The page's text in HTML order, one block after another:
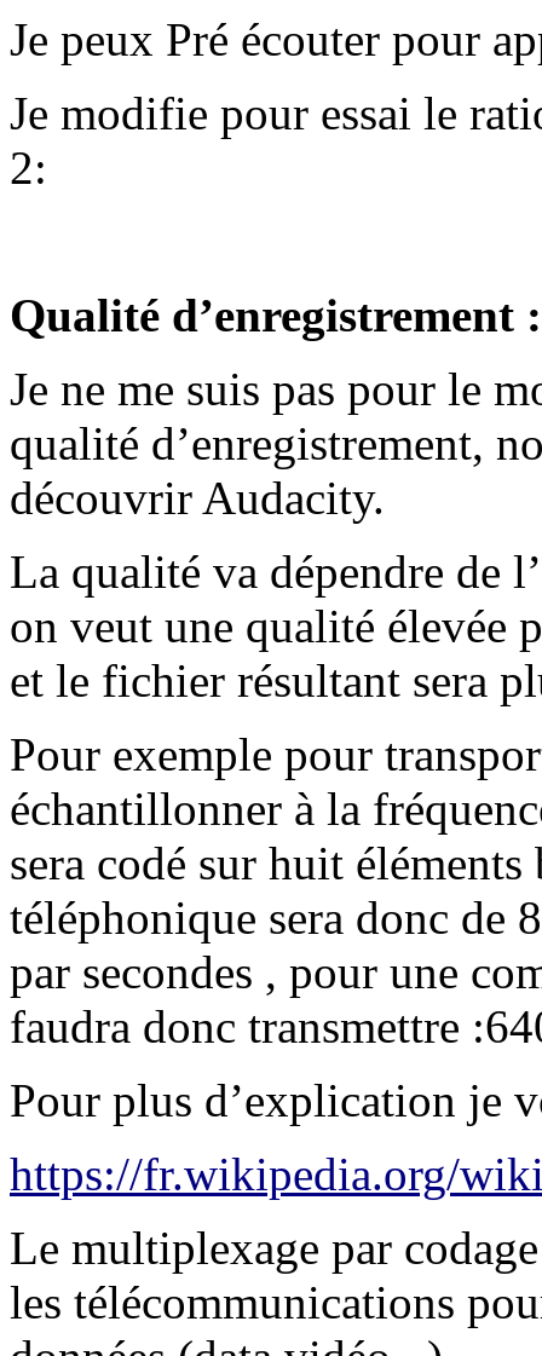
Je peux Pré écouter pour
Je modifie pour essai le
2:
Qualité d’enregistrement :
Je ne me suis pas pour le
qualité d’enregistrement,
découvrir Audacity.
La qualité va dépendre de
on veut une qualité élevée
et le fichier résultant sera
Pour exemple pour
échantillonner à la
sera codé sur huit
téléphonique sera donc de
par secondes , pour une
faudra donc transmettre
Pour plus d’explication je
https://fr.wikipedia.org/
Le multiplexage par
les télécommunications